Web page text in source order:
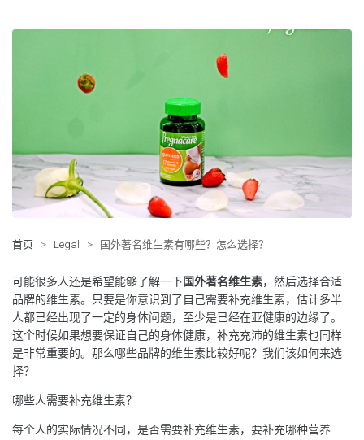
首页 > Legal > 国外著名维生素有哪些？怎么选择？
可能很多人还是希望能够了解一下国外著名维生素，然后选择合适
品牌的维生素。只要是你意识到了自己需要补充维生素，估计多半
人都已经出现了一定的身体问题，至少是已经在亚健康的边缘了。
这个时候如果想要保证自己的身体健康，补充充沛的维生素也同样
是非常重要的。那么哪些品牌的维生素比较好呢？我们该如何来选
择？
哪些人需要补充维生素？
每个人的实际情况不同，是否需要补充维生素，要补充哪种营养